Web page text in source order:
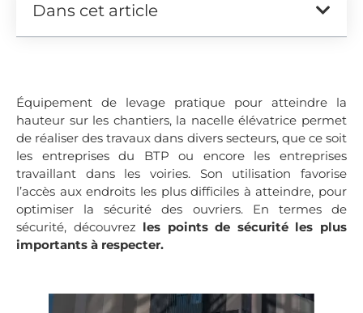
Dans cet article
Équipement de levage pratique pour atteindre la
hauteur sur les chantiers, la nacelle élévatrice permet
de réaliser des travaux dans divers secteurs, que ce soit
les entreprises du BTP ou encore les entreprises
travaillant dans les voiries. Son utilisation favorise
l’accès aux endroits les plus difficiles à atteindre, pour
optimiser la sécurité des ouvriers. En termes de
sécurité, découvrez les points de sécurité les plus
importants à respecter.